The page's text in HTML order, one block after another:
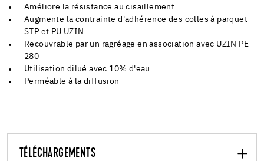
Améliore la résistance au cisaillement
Augmente la contrainte d'adhérence des colles à parquet
STP et PU UZIN
Recouvrable par un ragréage en association avec UZIN PE
280
Utilisation dilué avec 10% d'eau
Perméable à la diffusion
TÉLÉCHARGEMENTS